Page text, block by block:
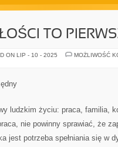
TO
ON LIP - 10 - 2025
MOŻLIWOŚĆ
ludzkim życiu: praca, familia,
nie powinny sprawiać, że
jest potrzeba spełniania się w